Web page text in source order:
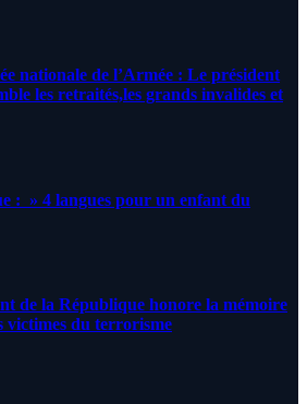
nationale de l’Armée : Le président
les retraités,les grands invalides et
: » 4 langues pour un enfant du
de la République honore la mémoire
victimes du terrorisme